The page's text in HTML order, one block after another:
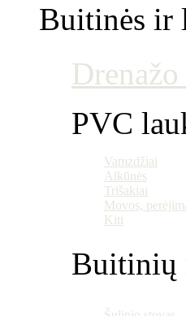
Buitinės ir
PVC
Vamzdžiai
Alkūnės
Trišakiai
Movos,
Kiti
Buitinių